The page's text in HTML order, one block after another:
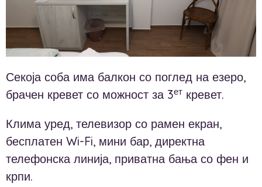
Секоја соба има балкон со поглед на езеро,
брачен кревет со можност за 3ет кревет.
Клима уред, телевизор со рамен екран,
бесплатен Wi-Fi, мини бар, директна
телефонска линија, приватна бања со фен и
крпи.